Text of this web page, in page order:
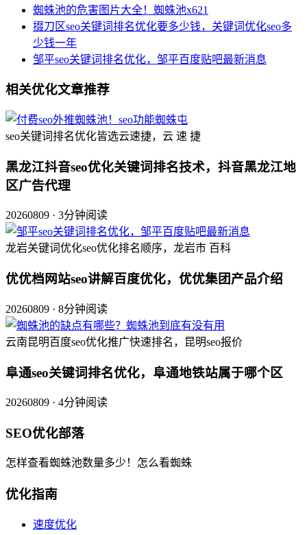
蜘蛛池的危害图片大全！蜘蛛池x621
掇刀区seo关键词排名优化要多少钱，关键词优化seo多
少钱一年
邹平seo关键词排名优化，邹平百度贴吧最新消息
相关优化文章推荐
seo关键词排名优化皆选云速捷，云 速 捷
黑龙江抖音seo优化关键词排名技术，抖音黑龙江地
区广告代理
20260809 · 3分钟阅读
龙岩关键词优化seo优化排名顺序，龙岩市 百科
优优档网站seo讲解百度优化，优优集团产品介绍
20260809 · 8分钟阅读
云南昆明百度seo优化推广快速排名，昆明seo报价
阜通seo关键词排名优化，阜通地铁站属于哪个区
20260809 · 4分钟阅读
SEO优化部落
怎样查看蜘蛛池数量多少！怎么看蜘蛛
优化指南
速度优化